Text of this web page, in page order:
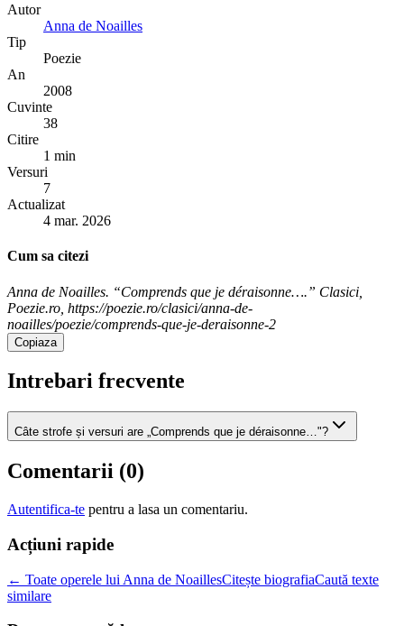
Autor
Anna de Noailles
Tip
Poezie
An
2008
Cuvinte
38
Citire
1 min
Versuri
7
Actualizat
4 mar. 2026
Cum sa citezi
Anna de Noailles. “Comprends que je déraisonne….” Clasici,
Poezie.ro, https://poezie.ro/clasici/anna-de-
noailles/poezie/comprends-que-je-deraisonne-2
Copiaza
Intrebari frecvente
Câte strofe și versuri are „Comprends que je déraisonne…"?
Comentarii (0)
Autentifica-te pentru a lasa un comentariu.
Acțiuni rapide
← Toate operele lui Anna de NoaillesCitește biografiaCaută texte
similare